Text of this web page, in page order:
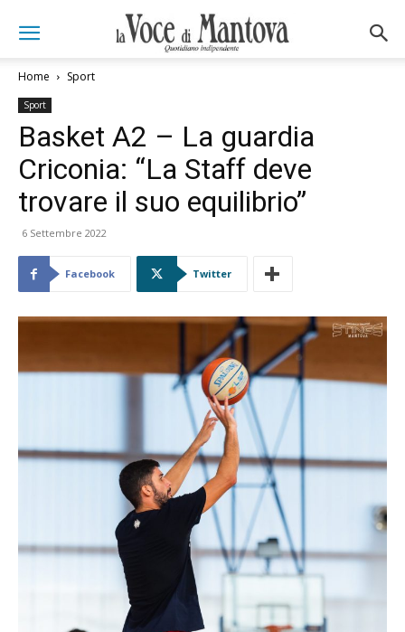
Home Sport
Sport
Basket A2 – La guardia
Criconia: “La Staff deve
trovare il suo equilibrio”
6 Settembre 2022
Facebook Twitter